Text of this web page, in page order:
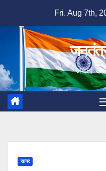
content
Fri. Aug 7th,
जनता
सागर